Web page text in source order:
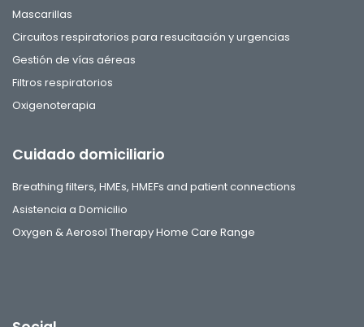
Mascarillas
Circuitos respiratorios para resucitación y urgencias
Gestión de vías aéreas
Filtros respiratorios
Oxigenoterapia
Cuidado domiciliario
Breathing filters, HMEs, HMEFs and patient connections
Asistencia a Domicilio
Oxygen & Aerosol Therapy Home Care Range